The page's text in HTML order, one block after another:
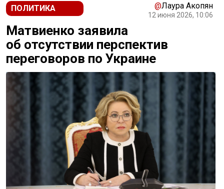
ПОЛИТИКА @Лаура Акопян
12 июня 2026, 10:06
Матвиенко заявила
об отсутствии перспектив
переговоров по Украине